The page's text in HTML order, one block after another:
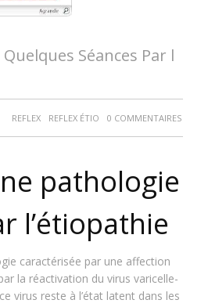
Séances Par l
0 COMMENTAIRES
REFLEX ÉTIO
REFLEX
pathologie
l’étiopathie
caractérisée par une affection
la réactivation du virus varicelle-
virus reste à l’état latent dans les